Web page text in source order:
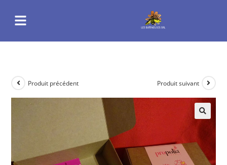
Produit précédent Produit suivant